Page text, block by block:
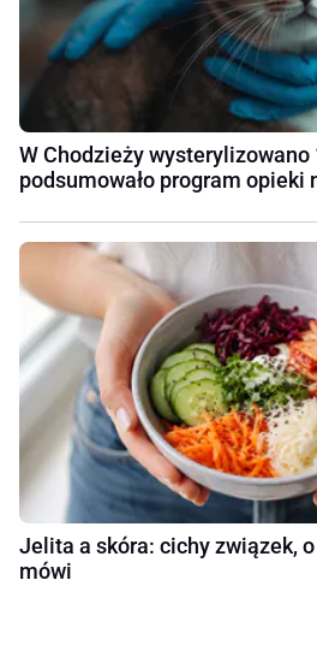
W Chodzieży
podsumowało program opieki
Jelita a skóra: cichy związek,
mówi